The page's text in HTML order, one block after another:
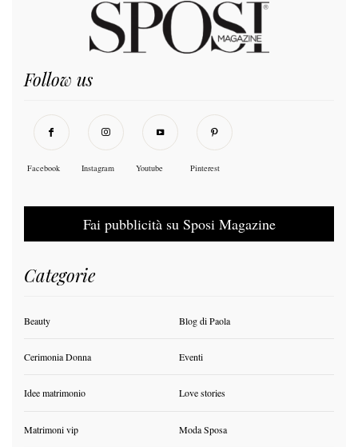
Follow us
Facebook Instagram Youtube Pinterest
Fai pubblicità su Sposi Magazine
Categorie
Beauty Blog di Paola
Cerimonia Donna Eventi
Idee matrimonio Love stories
Matrimoni vip Moda Sposa